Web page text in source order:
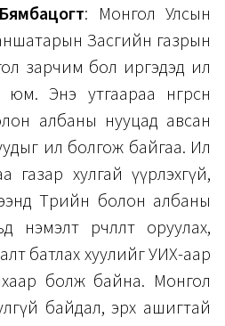
: Монгол Улсын
Засгийн газрын
зарчим бол иргэдэд ил
Энэ утгаараа өнгөрсөн
албаны нууцад авсан
ил болгож байгаа. Ил
газар хулгай үүрлэхгүй,
Төрийн болон албаны
нэмэлт өөрчлөлт оруулах,
батлах хуулийг УИХ-аар
болж байна. Монгол
байдал, эрх ашигтай